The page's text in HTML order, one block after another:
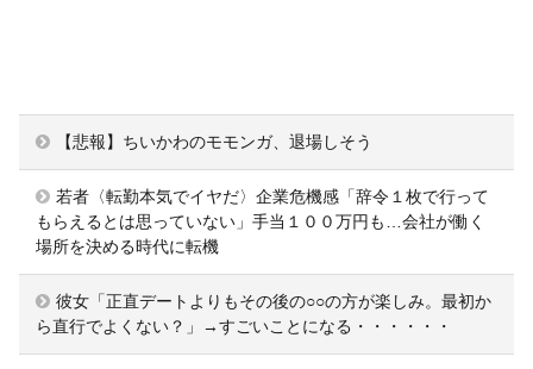
【悲報】ちいかわのモモンガ、退場しそう
若者〈転勤本気でイヤだ〉企業危機感「辞令１枚で行って
もらえるとは思っていない」手当１００万円も…会社が働く
場所を決める時代に転機
彼女「正直デートよりもその後の○○の方が楽しみ。最初か
ら直行でよくない？」→すごいことになる・・・・・・